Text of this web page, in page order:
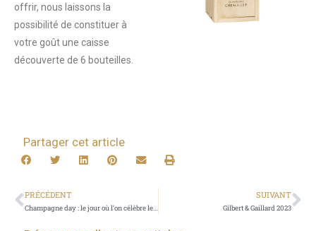
offrir, nous laissons la
possibilité de constituer à
votre goût une caisse
découverte de 6 bouteilles.
Partager cet article
PRÉCÉDENT
Champagne day : le jour où l’on célèbre les bulles
SUIVANT
Gilbert & Gaillard 2023